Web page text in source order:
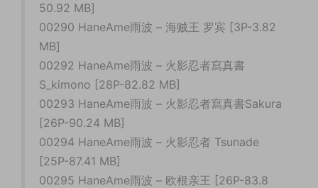
50.92 MB]
00290 HaneAme雨波 – 海贼王 罗宾 [3P-3.82
MB]
00292 HaneAme雨波 – 火影忍者寫真書
S_kimono [28P-82.82 MB]
00293 HaneAme雨波 – 火影忍者寫真書Sakura
[26P-90.24 MB]
00294 HaneAme雨波 – 火影忍者 Tsunade
[25P-87.41 MB]
00295 HaneAme雨波 – 欧根亲王 [26P-83.8